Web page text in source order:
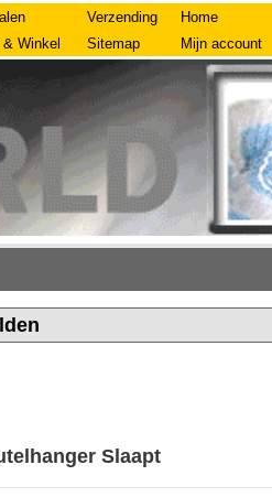
Winkel
Verzending
Sitemap
Home
Mijn account
Slaapt